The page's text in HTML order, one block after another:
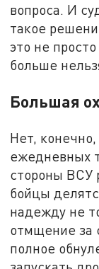
вопроса. И
такое
это не
больше
Большая
Нет,
ежедневных
стороны ВСУ
бойцы
надежду не
отмщение за
полное